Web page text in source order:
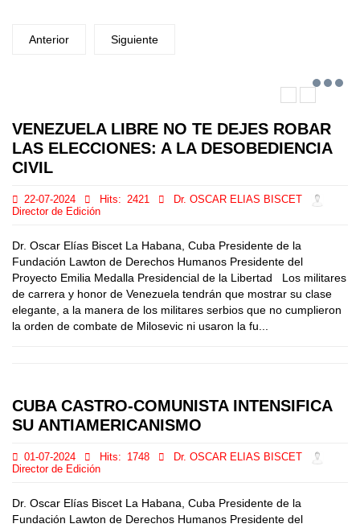
Anterior Siguiente
VENEZUELA LIBRE NO TE DEJES ROBAR
LAS ELECCIONES: A LA DESOBEDIENCIA
CIVIL
22-07-2024 Hits: 2421
Dr. OSCAR ELIAS BISCET
Director de Edición
Dr. Oscar Elías Biscet La Habana, Cuba Presidente de la
Fundación Lawton de Derechos Humanos Presidente del
Proyecto Emilia Medalla Presidencial de la Libertad Los militares
de carrera y honor de Venezuela tendrán que mostrar su clase
elegante, a la manera de los militares serbios que no cumplieron
la orden de combate de Milosevic ni usaron la fu...
CUBA CASTRO-COMUNISTA INTENSIFICA
SU ANTIAMERICANISMO
01-07-2024 Hits: 1748
Dr. OSCAR ELIAS BISCET
Director de Edición
Dr. Oscar Elías Biscet La Habana, Cuba Presidente de la
Fundación Lawton de Derechos Humanos Presidente del